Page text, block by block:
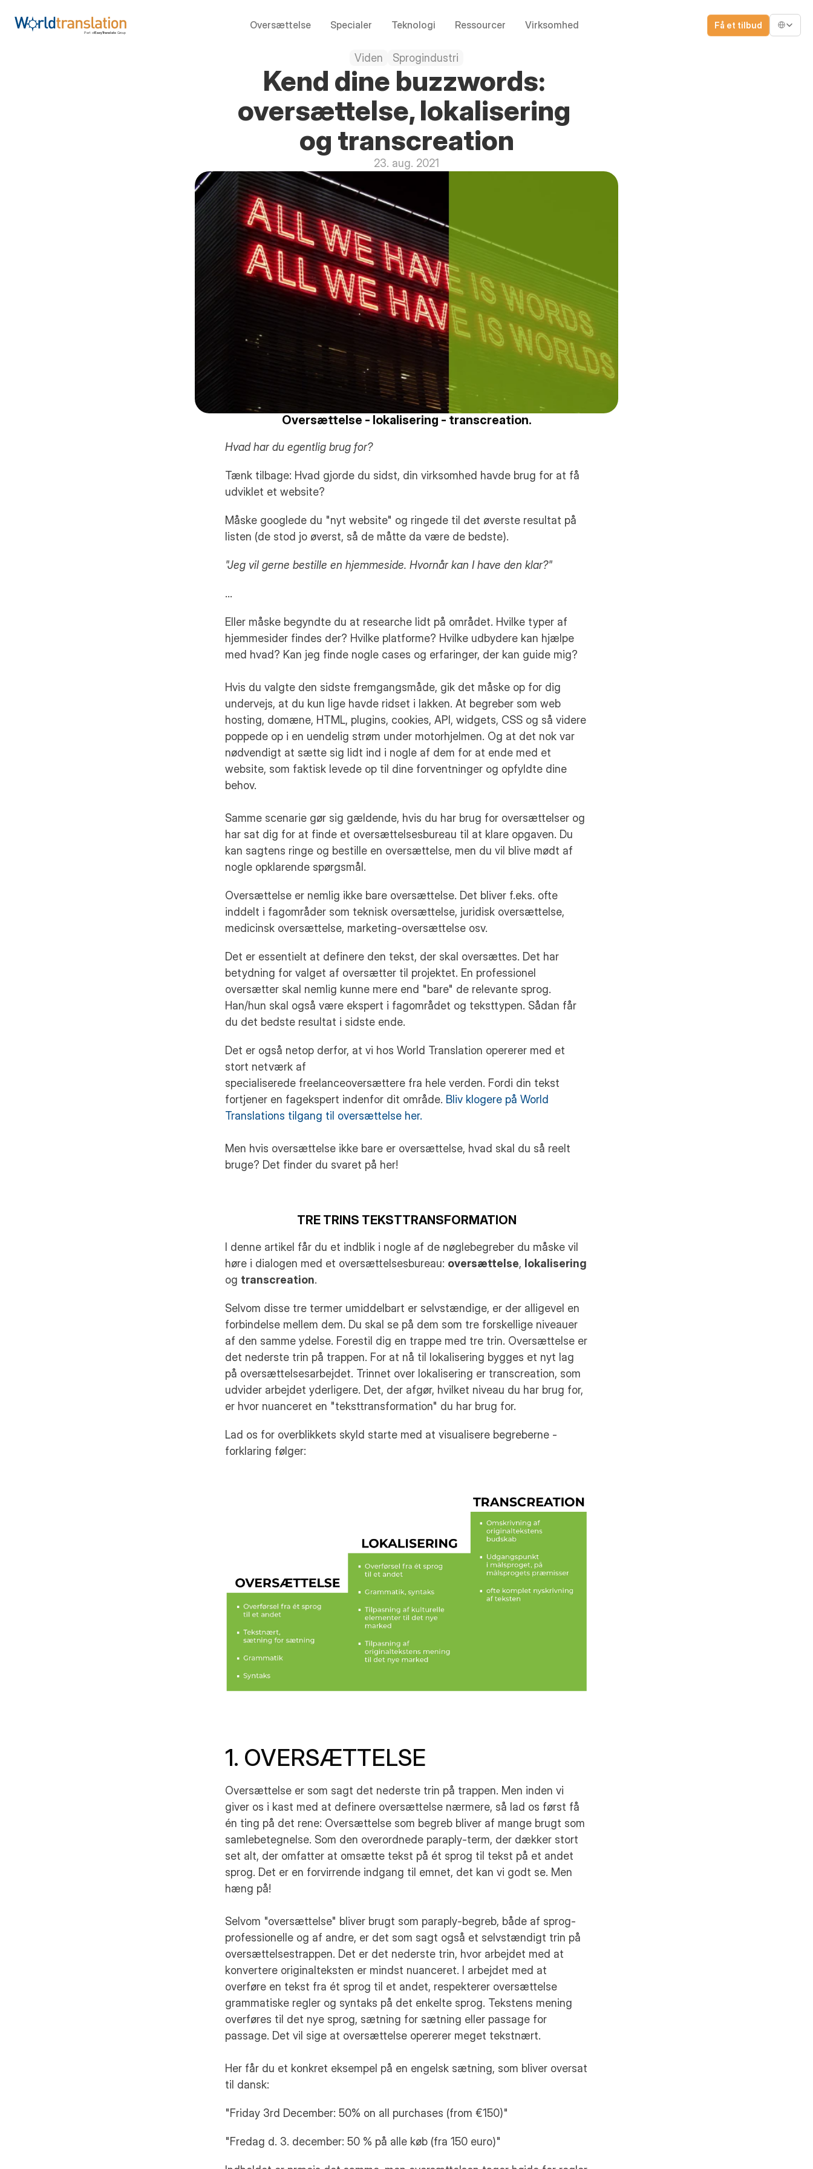
Oversættelse Specialer Teknologi Ressourcer Virksomhed Få et tilbud
Select
Viden Sprogindustri
Kend dine buzzwords:
oversættelse, lokalisering
og transcreation
23. aug. 2021
Oversættelse - lokalisering - transcreation.
Hvad har du egentlig brug for?
Tænk tilbage: Hvad gjorde du sidst, din virksomhed havde brug for at få
udviklet et website?
Måske googlede du "nyt website" og ringede til det øverste resultat på
listen (de stod jo øverst, så de måtte da være de bedste).
"Jeg vil gerne bestille en hjemmeside. Hvornår kan I have den klar?"
…
Eller måske begyndte du at researche lidt på området. Hvilke typer af
hjemmesider findes der? Hvilke platforme? Hvilke udbydere kan hjælpe
med hvad? Kan jeg finde nogle cases og erfaringer, der kan guide mig?
Hvis du valgte den sidste fremgangsmåde, gik det måske op for dig
undervejs, at du kun lige havde ridset i lakken. At begreber som web
hosting, domæne, HTML, plugins, cookies, API, widgets, CSS og så videre
poppede op i en uendelig strøm under motorhjelmen. Og at det nok var
nødvendigt at sætte sig lidt ind i nogle af dem for at ende med et
website, som faktisk levede op til dine forventninger og opfyldte dine
behov.
Samme scenarie gør sig gældende, hvis du har brug for oversættelser og
har sat dig for at finde et oversættelsesbureau til at klare opgaven. Du
kan sagtens ringe og bestille en oversættelse, men du vil blive mødt af
nogle opklarende spørgsmål.
Oversættelse er nemlig ikke bare oversættelse. Det bliver f.eks. ofte
inddelt i fagområder som teknisk oversættelse, juridisk oversættelse,
medicinsk oversættelse, marketing-oversættelse osv.
Det er essentielt at definere den tekst, der skal oversættes. Det har
betydning for valget af oversætter til projektet. En professionel
oversætter skal nemlig kunne mere end "bare" de relevante sprog.
Han/hun skal også være ekspert i fagområdet og teksttypen. Sådan får
du det bedste resultat i sidste ende.
Det er også netop derfor, at vi hos World Translation opererer med et
stort netværk af
specialiserede freelanceoversættere fra hele verden. Fordi din tekst
fortjener en fagekspert indenfor dit område. Bliv klogere på World
Translations tilgang til oversættelse her.
Men hvis oversættelse ikke bare er oversættelse, hvad skal du så reelt
bruge? Det finder du svaret på her!
TRE TRINS TEKSTTRANSFORMATION
I denne artikel får du et indblik i nogle af de nøglebegreber du måske vil
høre i dialogen med et oversættelsesbureau: oversættelse, lokalisering
og transcreation.
Selvom disse tre termer umiddelbart er selvstændige, er der alligevel en
forbindelse mellem dem. Du skal se på dem som tre forskellige niveauer
af den samme ydelse. Forestil dig en trappe med tre trin. Oversættelse er
det nederste trin på trappen. For at nå til lokalisering bygges et nyt lag
på oversættelsesarbejdet. Trinnet over lokalisering er transcreation, som
udvider arbejdet yderligere. Det, der afgør, hvilket niveau du har brug for,
er hvor nuanceret en "teksttransformation" du har brug for.
Lad os for overblikkets skyld starte med at visualisere begreberne -
forklaring følger:
1. OVERSÆTTELSE
Oversættelse er som sagt det nederste trin på trappen. Men inden vi
giver os i kast med at definere oversættelse nærmere, så lad os først få
én ting på det rene: Oversættelse som begreb bliver af mange brugt som
samlebetegnelse. Som den overordnede paraply-term, der dækker stort
set alt, der omfatter at omsætte tekst på ét sprog til tekst på et andet
sprog. Det er en forvirrende indgang til emnet, det kan vi godt se. Men
hæng på!
Selvom "oversættelse" bliver brugt som paraply-begreb, både af sprog-
professionelle og af andre, er det som sagt også et selvstændigt trin på
oversættelsestrappen. Det er det nederste trin, hvor arbejdet med at
konvertere originalteksten er mindst nuanceret. I arbejdet med at
overføre en tekst fra ét sprog til et andet, respekterer oversættelse
grammatiske regler og syntaks på det enkelte sprog. Tekstens mening
overføres til det nye sprog, sætning for sætning eller passage for
passage. Det vil sige at oversættelse opererer meget tekstnært.
Her får du et konkret eksempel på en engelsk sætning, som bliver oversat
til dansk:
"Friday 3rd December: 50% on all purchases (from €150)"
"Fredag d. 3. december: 50 % på alle køb (fra 150 euro)"